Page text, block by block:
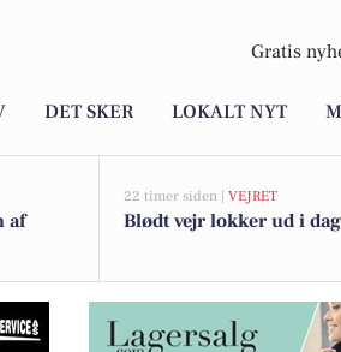
Gratis
DET SKER LOKALT NYT
af
22 timer siden | VEJRET
Blødt vejr lokker ud i dag